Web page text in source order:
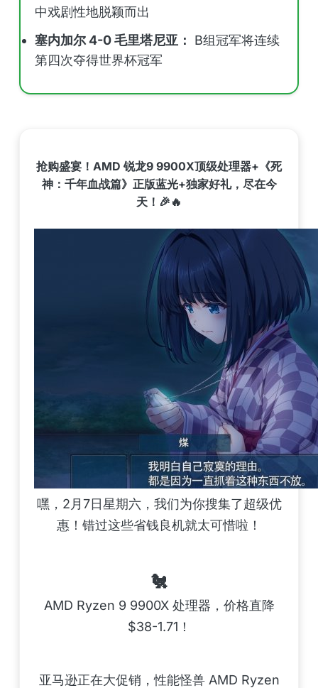
中戏剧性地脱颖而出
塞内加尔 4-0 毛里塔尼亚：
B组冠军将连续
第四次夺得世界杯冠军
抢购盛宴！AMD 锐龙9 9900X顶级处理器+《死
神：千年血战篇》正版蓝光+独家好礼，尽在今
天！🎉🔥
嘿，2月7日星期六，我们为你搜集了超级优
惠！错过这些省钱良机就太可惜啦！
🐔
AMD Ryzen 9 9900X 处理器，价格直降
$38-1.71！
亚马逊正在大促销，性能怪兽 AMD Ryzen